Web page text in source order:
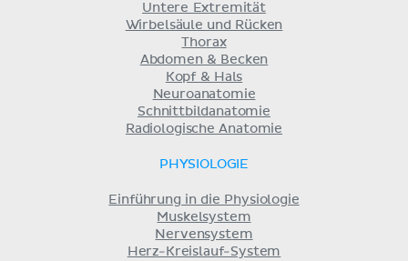
Untere Extremität
Wirbelsäule und Rücken
Thorax
Abdomen & Becken
Kopf & Hals
Neuroanatomie
Schnittbildanatomie
Radiologische Anatomie
PHYSIOLOGIE
Einführung in die Physiologie
Muskelsystem
Nervensystem
Herz-Kreislauf-System